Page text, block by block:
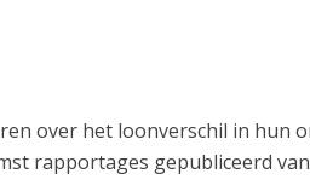
over het loonverschil in hun
rapportages gepubliceerd